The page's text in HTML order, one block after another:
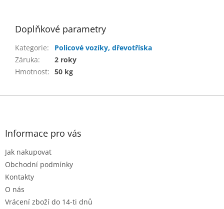
Doplňkové parametry
Kategorie:
Policové vozíky, dřevotříska
Záruka:
2 roky
Hmotnost: 50 kg
Z
Informace pro vás
Jak nakupovat
Obchodní podmínky
Kontakty
O nás
Vrácení zboží do 14-ti dnů